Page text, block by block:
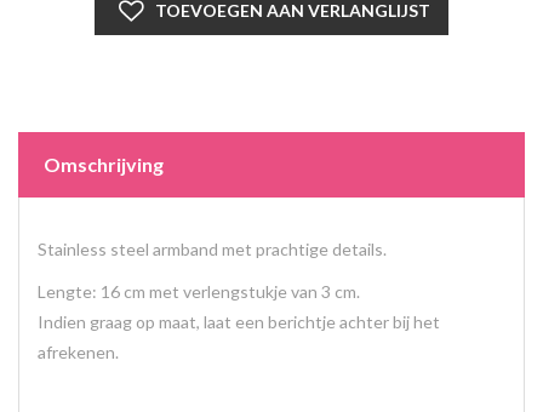
Omschrijving
Stainless steel armband met prachtige details.
Lengte: 16 cm met verlengstukje van 3 cm.
Indien graag op maat, laat een berichtje achter bij het
afrekenen.